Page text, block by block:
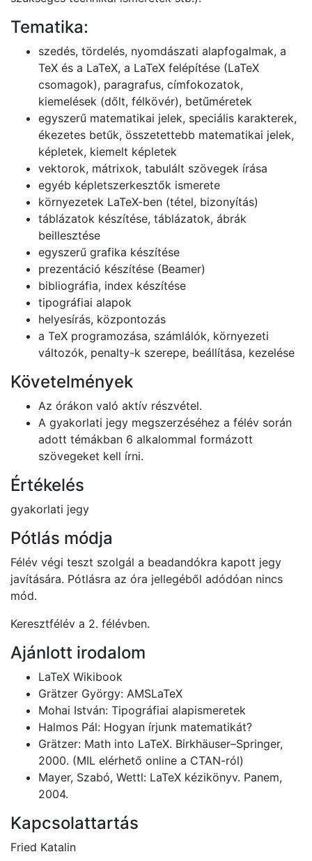
Tematika:
szedés, tördelés, nyomdászati alapfogalmak, a
TeX és a LaTeX, a LaTeX felépítése (LaTeX
csomagok), paragrafus, címfokozatok,
kiemelések (dőlt, félkövér), betűméretek
egyszerű matematikai jelek, speciális karakterek,
ékezetes betűk, összetettebb matematikai jelek,
képletek, kiemelt képletek
vektorok, mátrixok, tabulált szövegek írása
egyéb képletszerkesztők ismerete
környezetek LaTeX-ben (tétel, bizonyítás)
táblázatok készítése, táblázatok, ábrák
beillesztése
egyszerű grafika készítése
prezentáció készítése (Beamer)
bibliográfia, index készítése
tipográfiai alapok
helyesírás, központozás
a TeX programozása, számlálók, környezeti
változók, penalty-k szerepe, beállítása, kezelése
Követelmények
Az órákon való aktív részvétel.
A gyakorlati jegy megszerzéséhez a félév során
adott témákban 6 alkalommal formázott
szövegeket kell írni.
Értékelés
gyakorlati jegy
Pótlás módja
Félév végi teszt szolgál a beadandókra kapott jegy
javítására. Pótlásra az óra jellegéből adódóan nincs
mód.
Keresztfélév a 2. félévben.
Ajánlott irodalom
LaTeX Wikibook
Grätzer György: AMSLaTeX
Mohai István: Tipográfiai alapismeretek
Halmos Pál: Hogyan írjunk matematikát?
Grätzer: Math into LaTeX. Birkhäuser–Springer,
2000. (MIL elérhető online a CTAN-ról)
Mayer, Szabó, Wettl: LaTeX kézikönyv. Panem,
2004.
Kapcsolattartás
Fried Katalin